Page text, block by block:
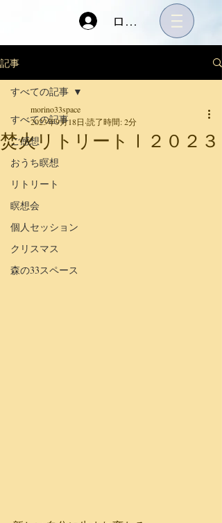
ログイン
記事
すべての記事
ご感想
おうち瞑想
リトリート
瞑想会
個人セッション
クリスマス
森の33スペース
すべての記事
焚火リトリートⅠ２０２３
morino33space
2023年9月18日 読了時間: 2分